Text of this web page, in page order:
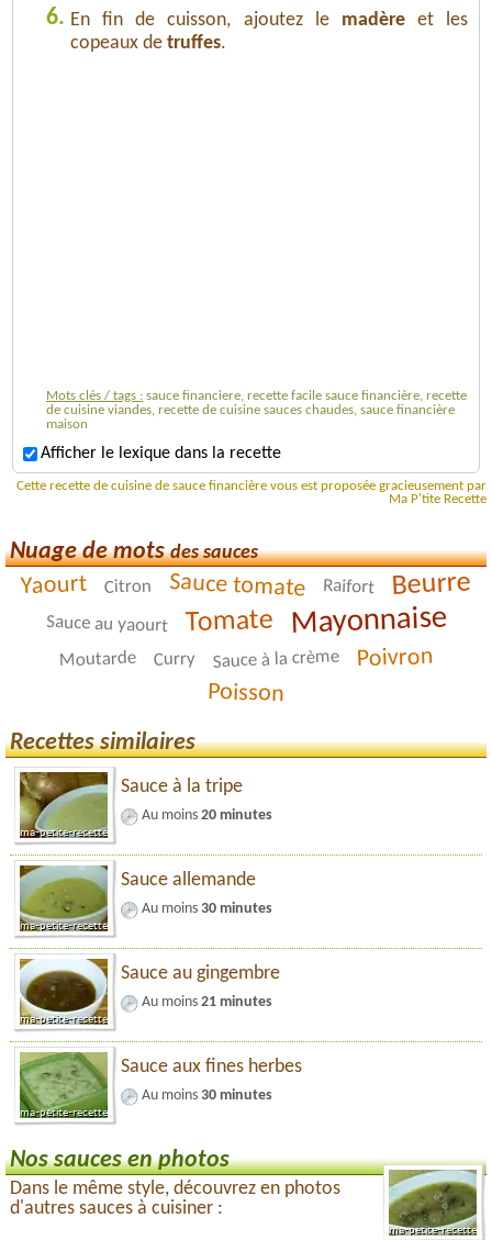
6. En fin de cuisson, ajoutez le madèreet les
copeaux de truffes.
Mots clés / tags : sauce financiere, recette facile sauce financière, recette
de cuisine viandes, recette de cuisine sauces chaudes, sauce financière
maison
Afficher le lexique dans la recette
Cette recette de cuisine de sauce financière vous est proposée gracieusement par
Ma P'tite Recette
Nuage de motsdes sauces
Yaourt Citron Sauce tomate Raifort Beurre
Sauce au yaourt Tomate Mayonnaise
Moutarde Curry Sauce à la crème Poivron
Poisson
Recettes similaires
Sauce à la tripe
Au moins 20 minutes
Sauce allemande
Au moins 30 minutes
Sauce au gingembre
Au moins 21 minutes
Sauce aux fines herbes
Au moins 30 minutes
Nos sauces en photos
Dans le même style, découvrez en photos
d'autres sauces à cuisiner :